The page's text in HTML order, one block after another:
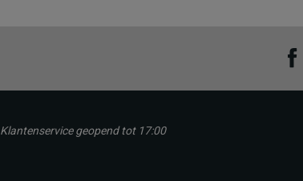
Klantenservice geopend tot 17:00